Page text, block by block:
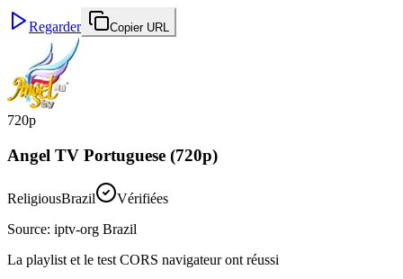
Regarder Copier URL
720p
Angel TV Portuguese (720p)
ReligiousBrazil
Vérifiées
Source: iptv-org Brazil
La playlist et le test CORS navigateur ont réussi